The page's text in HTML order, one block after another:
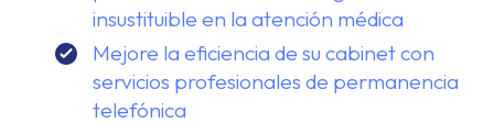
insustituible en la atención médica
Mejore la eficiencia de su cabinet con
servicios profesionales de permanencia
telefónica